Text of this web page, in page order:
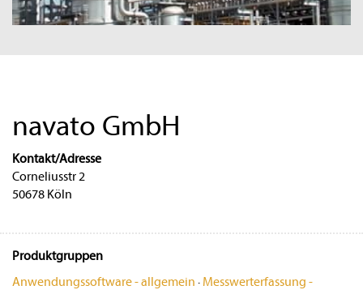
navato GmbH
Kontakt/Adresse
Corneliusstr 2
50678 Köln
Produktgruppen
Anwendungssoftware - allgemein · Messwerterfassung -